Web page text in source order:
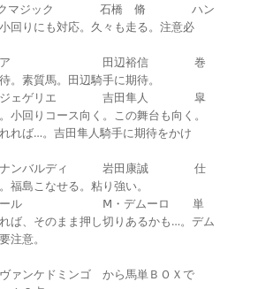
クマジック 石橋 脩 ハン
回りにも対応。久々も走る。注意必
ケア 田辺裕信 巻
。素質馬。田辺騎手に期待。
ジェゲリエ 吉田隼人 皐
小回りコース向く。この舞台も向く。
れば…。吉田隼人騎手に期待をかけ
ナンバルディ 岩田康誠 仕
福島こなせる。粘り強い。
ムール Ⅿ・デムーロ 単
ば、そのまま押し切りあるかも…。デム
注意。
ァンケドミンゴ から馬単ＢＯＸで